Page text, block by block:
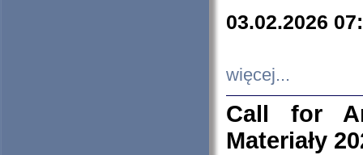
03.02.2026
więcej...
Call for
Materiały